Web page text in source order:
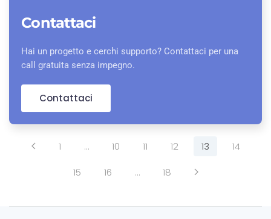
Contattaci
Hai un progetto e cerchi supporto? Contattaci per una
call gratuita senza impegno.
Contattaci
1 … 10 11 12 13 14
15 16 … 18